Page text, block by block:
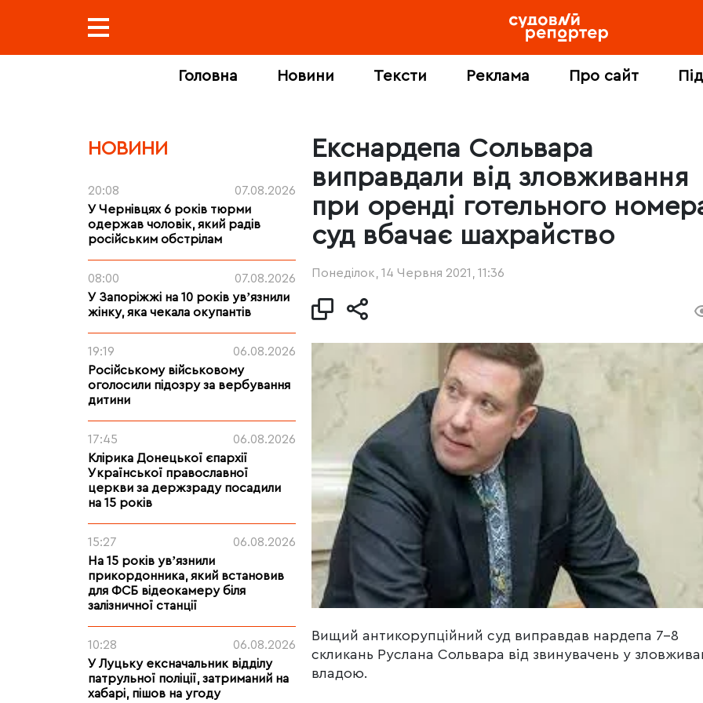
Головна Новини Тексти Реклама Про сайт
НОВИНИ
20:08
07.08.2026
У Чернівцях 6 років тюрми
одержав чоловік, який радів
російським обстрілам
08:00
07.08.2026
У Запоріжжі на 10 років увʼязнили
жінку, яка чекала окупантів
19:19
06.08.2026
Російському військовому
оголосили підозру за вербування
дитини
17:45
06.08.2026
Клірика Донецької єпархії
Української православної
церкви за держзраду посадили
на 15 років
15:27
06.08.2026
На 15 років увʼязнили
прикордонника, який встановив
для ФСБ відеокамеру біля
залізничної станції
10:28
06.08.2026
У Луцьку ексначальник відділу
патрульної поліції, затриманий на
хабарі, пішов на угоду
Екснардепа Сольвара
виправдали від зловживання
при оренді готельного
суд вбачає шахрайство
Понеділок, 14 Червня 2021, 11:36
Вищий антикорупційний суд виправдав нардепа 7-8
скликань Руслана Сольвара від звинувачень у
владою.